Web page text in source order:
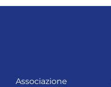
Associazione